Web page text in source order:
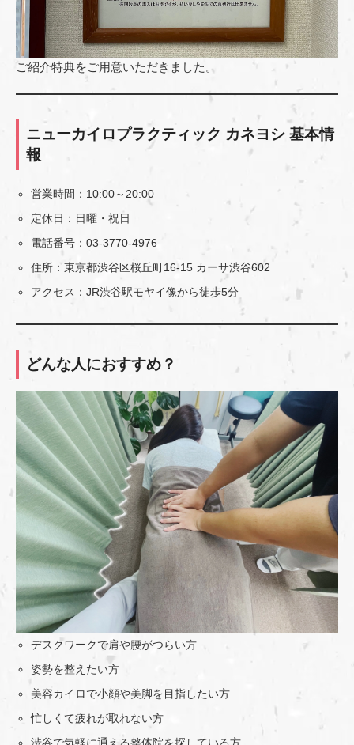
ご紹介特典をご用意いただきました。
ニューカイロプラクティック カネヨシ 基本情
報
営業時間：10:00～20:00
定休日：日曜・祝日
電話番号：03-3770-4976
住所：東京都渋谷区桜丘町16-15 カーサ渋谷602
アクセス：JR渋谷駅モヤイ像から徒歩5分
どんな人におすすめ？
デスクワークで肩や腰がつらい方
姿勢を整えたい方
美容カイロで小顔や美脚を目指したい方
忙しくて疲れが取れない方